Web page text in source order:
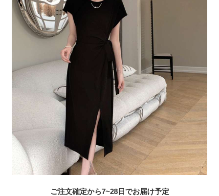
ご注文確定から7~28日でお届け予定